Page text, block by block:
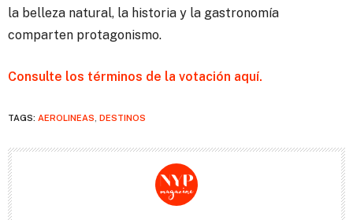
la belleza natural, la historia y la gastronomía
comparten protagonismo.
Consulte los términos de la votación aquí.
TAGS: AEROLINEAS, DESTINOS